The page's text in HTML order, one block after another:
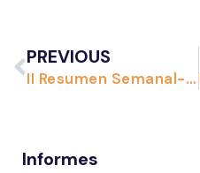
PREVIOUS
II Resumen Semanal- Abril 2025
Informes